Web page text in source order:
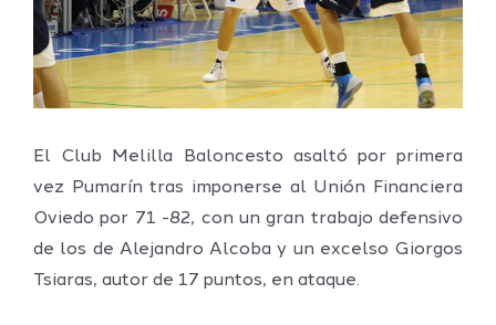
El Club Melilla Baloncesto asaltó por primera
vez Pumarín tras imponerse al Unión Financiera
Oviedo por 71 -82, con un gran trabajo defensivo
de los de Alejandro Alcoba y un excelso Giorgos
Tsiaras, autor de 17 puntos, en ataque.